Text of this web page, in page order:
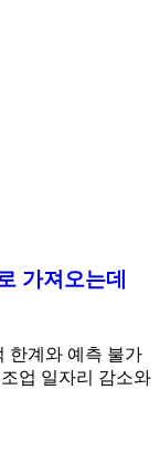
가져오는데
한계와 예측 불가
업 일자리 감소와